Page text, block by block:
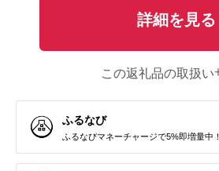
詳細を見る
この返礼品の取扱い
ふるなび
ふるなびマネーチャージで5%即増量中！